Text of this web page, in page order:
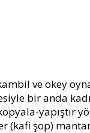
ve okey
bir anda
yapıştır
(kafi şop)